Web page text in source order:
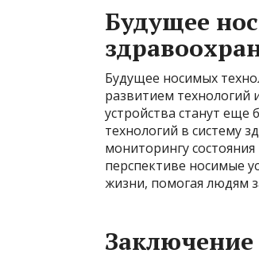
Будущее
Будущее носимых
развитием
устройства станут
технологий в систему
мониторингу
перспективе носимые
жизни, помогая людям
Заключение